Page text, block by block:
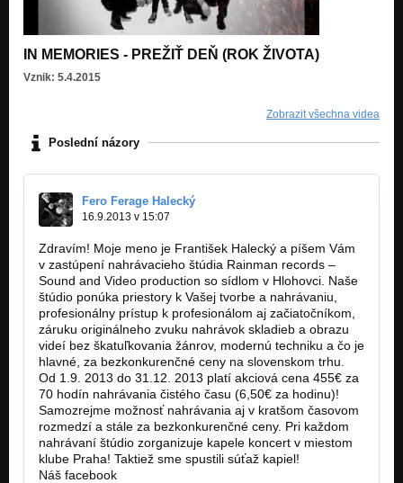
IN MEMORIES - PREŽIŤ DEŇ (ROK ŽIVOTA)
Vznik: 5.4.2015
Zobrazit všechna videa
Poslední názory
Fero Ferage Halecký
16.9.2013 v 15:07
Zdravím! Moje meno je František Halecký a píšem Vám
v zastúpení nahrávacieho štúdia Rainman records –
Sound and Video production so sídlom v Hlohovci. Naše
štúdio ponúka priestory k Vašej tvorbe a nahrávaniu,
profesionálny prístup k profesionálom aj začiatočníkom,
záruku originálneho zvuku nahrávok skladieb a obrazu
videí bez škatuľkovania žánrov, modernú techniku a čo je
hlavné, za bezkonkurenčné ceny na slovenskom trhu.
Od 1.9. 2013 do 31.12. 2013 platí akciová cena 455€ za
70 hodín nahrávania čistého času (6,50€ za hodinu)!
Samozrejme možnosť nahrávania aj v kratšom časovom
rozmedzí a stále za bezkonkurenčné ceny. Pri každom
nahrávaní štúdio zorganizuje kapele koncert v miestom
klube Praha! Taktiež sme spustili súťaž kapiel!
Náš facebook